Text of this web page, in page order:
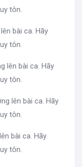
tôn.
bài ca. Hãy
tôn.
lên bài ca. Hãy
tôn.
lên bài ca. Hãy
tôn.
bài ca. Hãy
tôn.